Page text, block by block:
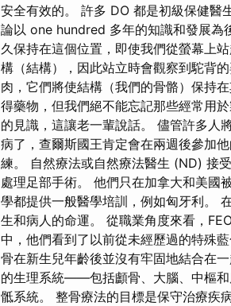
安全有效的。 許多 DO 都是初級保健醫
論以 one hundred 多年的知識和發展為
久保持在這個位置，即使我們從螢幕上
構（結構），因此站立時會觀察到駝背
肉，它們將使結構（我們的骨骼）保持
得藥物，但我們絕不能忘記那些經常用
的見識，這讓老一輩說話。 儘管許多人
病了，查爾斯國王肯定會在兩週後參加
練。 自然療法或自然療法醫生 (ND) 接
處理足部手術。 他們只在加拿大和美國
學都提供一般醫學培訓，例如匈牙利。
生和病人的命運。 從職業角度來看，
中，他們看到了以前從未經歷過的特殊
骨在新生兒年齡後並沒有牢固地結合在
的生理系統——包括顱骨、大腦、中樞
骶系統。 整骨療法的目標是保守治療疾